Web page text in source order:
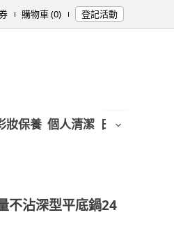
購物車 (0) 登記活動
妝保養 個人清潔 日用/紙品
不沾深型平底鍋24